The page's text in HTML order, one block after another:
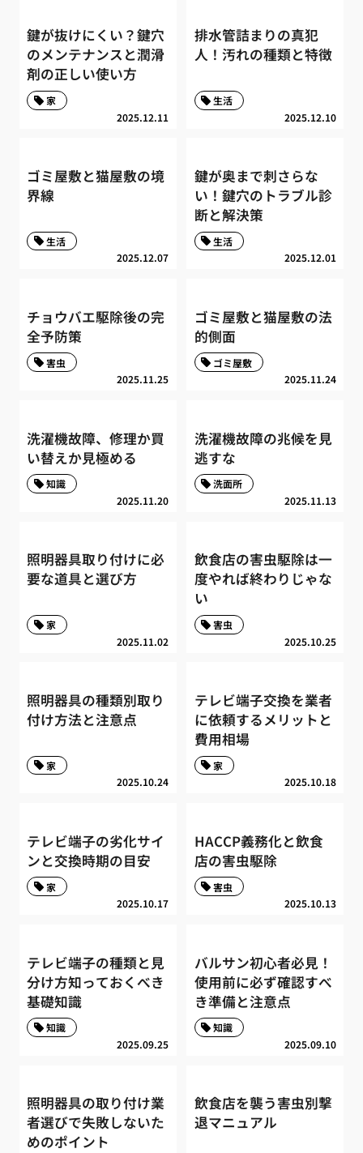
鍵が抜けにくい？鍵穴
のメンテナンスと潤滑
剤の正しい使い方
2025.12.11
家
排水管詰まりの真犯
人！汚れの種類と特徴
2025.12.10
生活
ゴミ屋敷と猫屋敷の境
界線
2025.12.07
生活
鍵が奥まで刺さらな
い！鍵穴のトラブル診
断と解決策
2025.12.01
生活
チョウバエ駆除後の完
全予防策
2025.11.25
害虫
ゴミ屋敷と猫屋敷の法
的側面
2025.11.24
ゴミ屋敷
洗濯機故障、修理か買
い替えか見極める
2025.11.20
知識
洗濯機故障の兆候を見
逃すな
2025.11.13
洗面所
照明器具取り付けに必
要な道具と選び方
2025.11.02
家
飲食店の害虫駆除は一
度やれば終わりじゃな
い
2025.10.25
害虫
照明器具の種類別取り
付け方法と注意点
2025.10.24
家
テレビ端子交換を業者
に依頼するメリットと
費用相場
2025.10.18
家
テレビ端子の劣化サイ
ンと交換時期の目安
2025.10.17
家
HACCP義務化と飲食
店の害虫駆除
2025.10.13
害虫
テレビ端子の種類と見
分け方知っておくべき
基礎知識
2025.09.25
知識
バルサン初心者必見！
使用前に必ず確認すべ
き準備と注意点
2025.09.10
知識
照明器具の取り付け業
者選びで失敗しないた
めのポイント
飲食店を襲う害虫別撃
退マニュアル